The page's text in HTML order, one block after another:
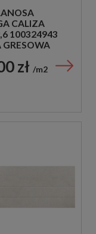
CALIZA
100324943
zł m2